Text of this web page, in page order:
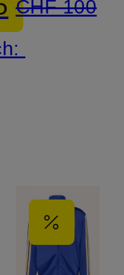
CHF 100